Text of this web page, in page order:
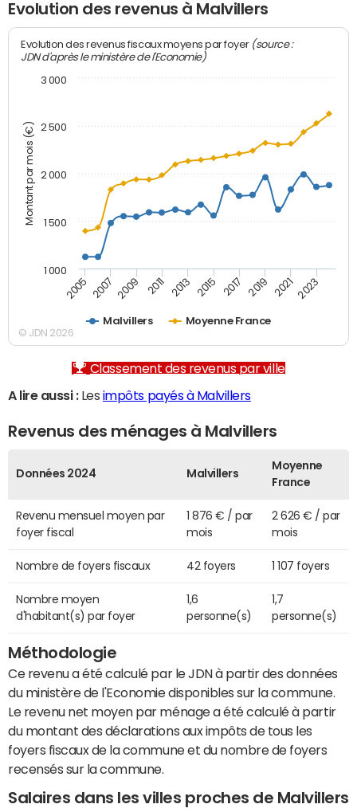
Evolution des revenus à Malvillers
Montant par mois (€)
Evolution des revenus fiscaux moyens par foyer (source :
JDN d'après le ministère de l'Economie)
Malvillers Moyenne France
2005 2007 2009 2011 2013 2015 2017 2019 2021 2023
1 000
1 500
2 000
2 500
3 000
© JDN 2026
Classement des revenus par ville
A lire aussi :Les impôts payés à Malvillers
Revenus des ménages à Malvillers
Données 2024 Malvillers
Moyenne
France
Revenu mensuel moyen par
foyer fiscal
1 876 € / par
mois
2 626 € / par
mois
Nombre de foyers fiscaux 42 foyers 1 107 foyers
Nombre moyen
d'habitant(s) par foyer
1,6
personne(s)
1,7
personne(s)
Méthodologie
Ce revenu a été calculé par le JDN à partir des données
du ministère de l'Economie disponibles sur la commune.
Le revenu net moyen par ménage a été calculé à partir
du montant des déclarations aux impôts de tous les
foyers fiscaux de la commune et du nombre de foyers
recensés sur la commune.
Salaires dans les villes proches de Malvillers